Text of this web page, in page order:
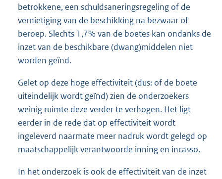
betrokkene, een schuldsaneringsregeling of de
vernietiging van de beschikking na bezwaar of
beroep. Slechts 1,7% van de boetes kan ondanks de
inzet van de beschikbare (dwang)middelen niet
worden geïnd.
Gelet op deze hoge effectiviteit (dus: of de boete
uiteindelijk wordt geïnd) zien de onderzoekers
weinig ruimte deze verder te verhogen. Het ligt
eerder in de rede dat op effectiviteit wordt
ingeleverd naarmate meer nadruk wordt gelegd op
maatschappelijk verantwoorde inning en incasso.
In het onderzoek is ook de effectiviteit van de inzet